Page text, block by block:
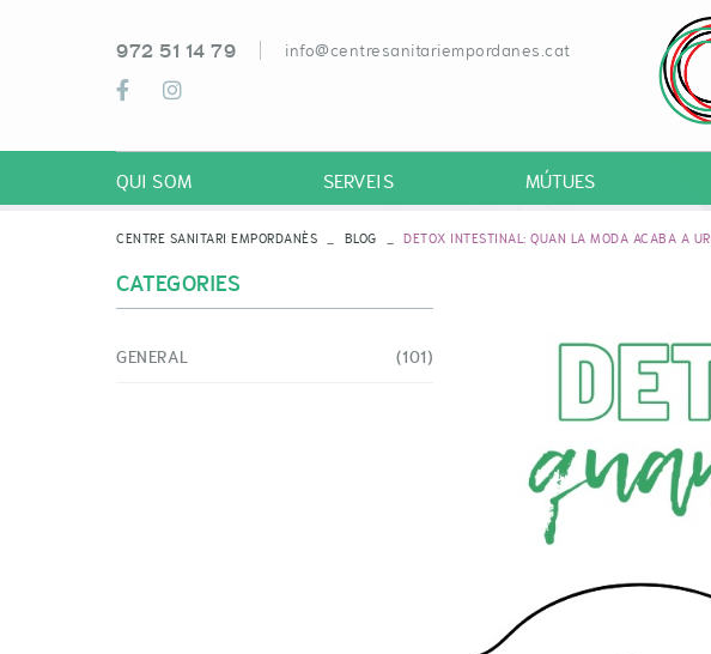
972 51 14 79 info@centresanitariempordanes.cat
QUI SOM SERVEIS MÚTUES
CENTRE SANITARI EMPORDANÈS BLOG DETOX INTESTINAL: QUAN LA MODA ACABA A
CATEGORIES
GENERAL (101)